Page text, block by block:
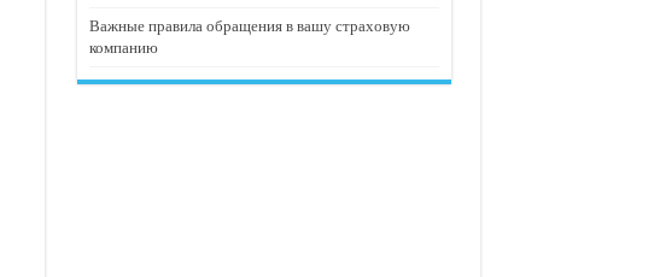
Важные правила обращения в вашу страховую
компанию